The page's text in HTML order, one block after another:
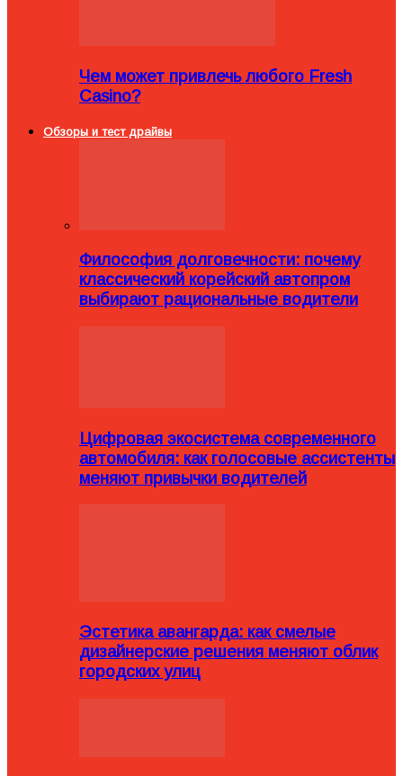
Чем может привлечь любого Fresh
Casino?
Обзоры и тест драйвы
Философия долговечности: почему
классический корейский автопром
выбирают рациональные водители
Цифровая экосистема современного
автомобиля: как голосовые ассистенты
меняют привычки водителей
Эстетика авангарда: как смелые
дизайнерские решения меняют облик
городских улиц